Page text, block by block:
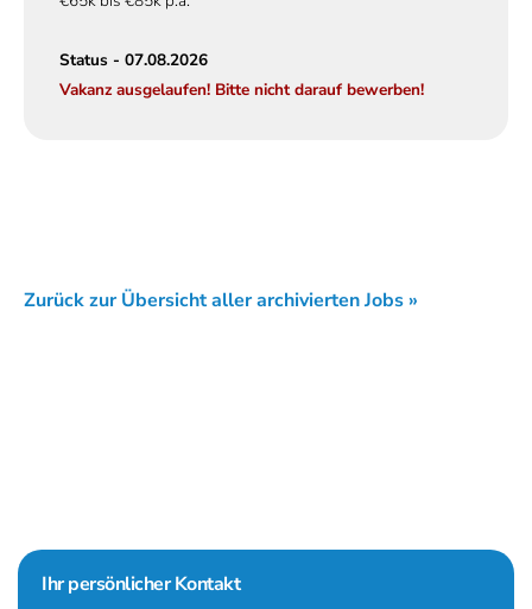
Status - 07.08.2026
Vakanz ausgelaufen! Bitte nicht darauf bewerben!
Zurück zur Übersicht aller archivierten Jobs »
Seitenspalte
Ihr persönlicher Kontakt